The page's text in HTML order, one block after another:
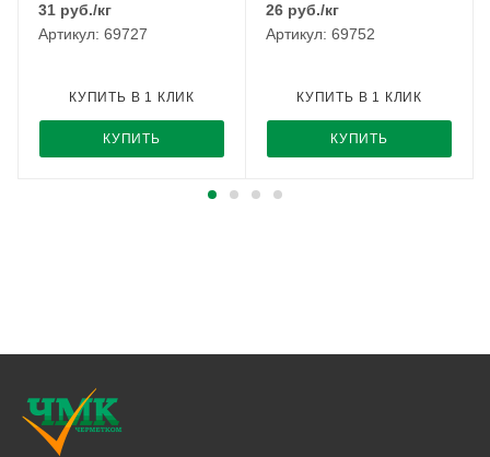
31 руб./кг
Артикул: 69727
КУПИТЬ
КУПИТЬ В 1 КЛИК
26 руб./кг
Артикул: 69752
КУПИТЬ
КУПИТЬ В 1 КЛИК